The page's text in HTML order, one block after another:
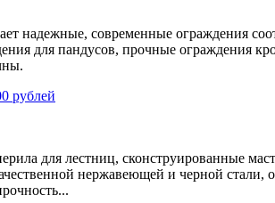
надежные, современные ограждения
для пандусов, прочные ограждения
рублей
для лестниц, сконструированные
нержавеющей и черной